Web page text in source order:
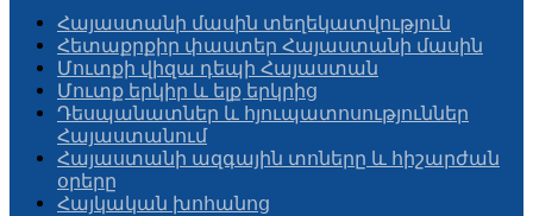
Հայաստանի մասին տեղեկատվություն
Հետաքրքիր փաստեր Հայաստանի մասին
Մուտքի վիզա դեպի Հայաստան
Մուտք երկիր և ելք երկրից
Դեսպանատներ և հյուպատոսություններ
Հայաստանում
Հայաստանի ազգային տոները և հիշարժան
օրերը
Հայկական խոհանոց